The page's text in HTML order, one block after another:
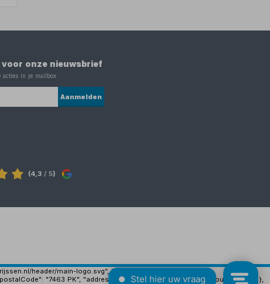
onze nieuwsbrief
acties in je mailbox
Aanmelden
(4,3 / 5)
header/main-logo.svg", "image":
"7463 PK", "addressLocality": "Rijssen", "addressCountry": "NL" },